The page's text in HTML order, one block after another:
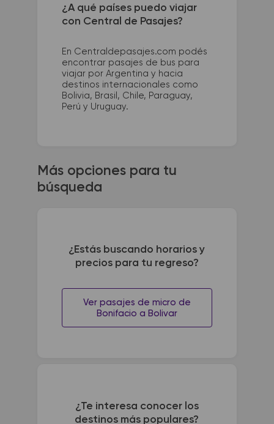
¿A qué países puedo viajar
con Central de Pasajes?
En Centraldepasajes.com podés
encontrar pasajes de bus para
viajar por Argentina y hacia
destinos internacionales como
Bolivia, Brasil, Chile, Paraguay,
Perú y Uruguay.
Más opciones para tu
búsqueda
¿Estás buscando horarios y
precios para tu regreso?
Ver pasajes de micro de
Bonifacio a Bolivar
¿Te interesa conocer los
destinos más populares?